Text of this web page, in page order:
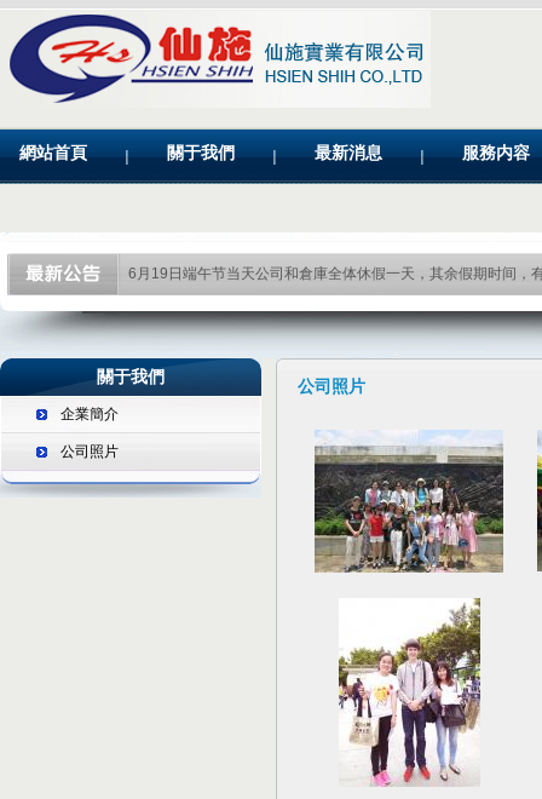
網站首頁 關于我們 最新消息 服務内容
6月19日端午节当天公司和倉庫全体休假一天，其余假期时间，
關于我們
企業簡介
公司照片
公司照片